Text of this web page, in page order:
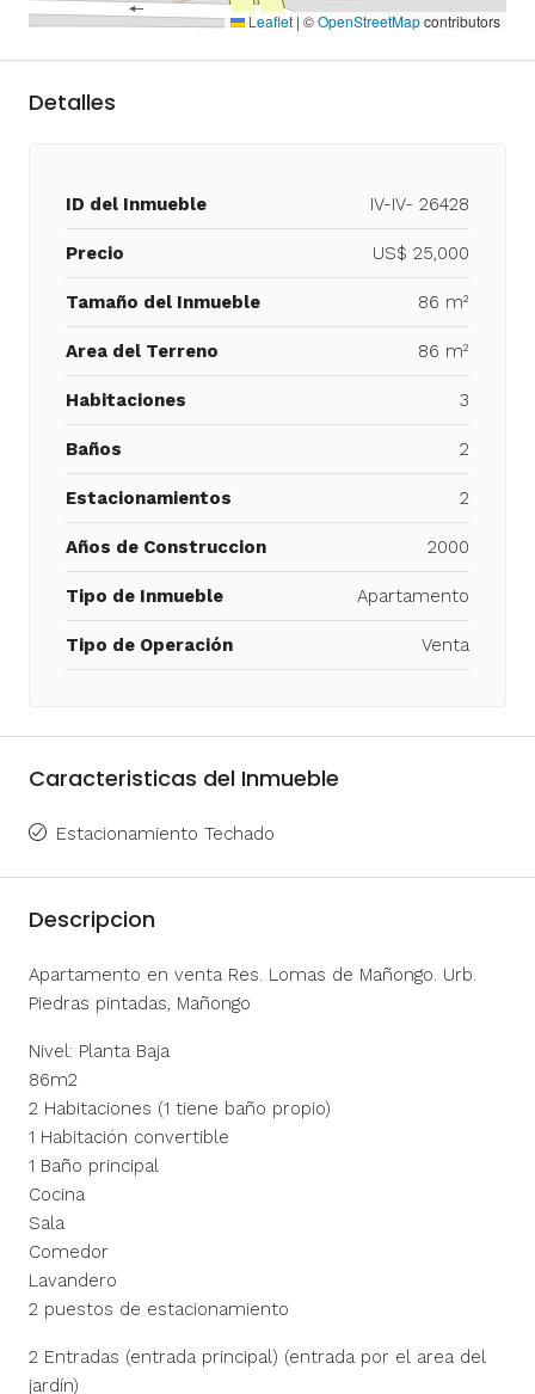
Leaflet | ©OpenStreetMapcontributors
Detalles
ID del Inmueble IV-IV- 26428
Precio US$ 25,000
Tamaño del Inmueble 86 m²
Area del Terreno 86 m²
Habitaciones 3
Baños 2
Estacionamientos 2
Años de Construccion 2000
Tipo de Inmueble Apartamento
Tipo de Operación Venta
Caracteristicas del Inmueble
Estacionamiento Techado
Descripcion
Apartamento en venta Res. Lomas de Mañongo. Urb.
Piedras pintadas, Mañongo
Nivel: Planta Baja
86m2
2 Habitaciones (1 tiene baño propio)
1 Habitación convertible
1 Baño principal
Cocina
Sala
Comedor
Lavandero
2 puestos de estacionamiento
2 Entradas (entrada principal) (entrada por el area del
jardín)